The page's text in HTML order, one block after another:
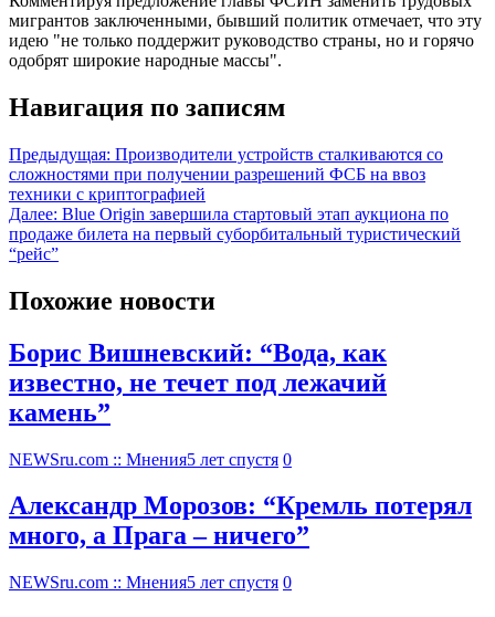
мигрантов заключенными, бывший политик отмечает, что эту
идею "не только поддержит руководство страны, но и горячо
одобрят широкие народные массы".
Навигация по записям
Предыдущая: Производители устройств сталкиваются со
сложностями при получении разрешений ФСБ на ввоз
техники с криптографией
Далее: Blue Origin завершила стартовый этап аукциона по
продаже билета на первый суборбитальный туристический
“рейс”
Похожие новости
Борис Вишневский: “Вода, как
известно, не течет под лежачий
камень”
NEWSru.com :: Мнения5 лет спустя 0
Александр Морозов: “Кремль потерял
много, а Прага – ничего”
NEWSru.com :: Мнения5 лет спустя 0